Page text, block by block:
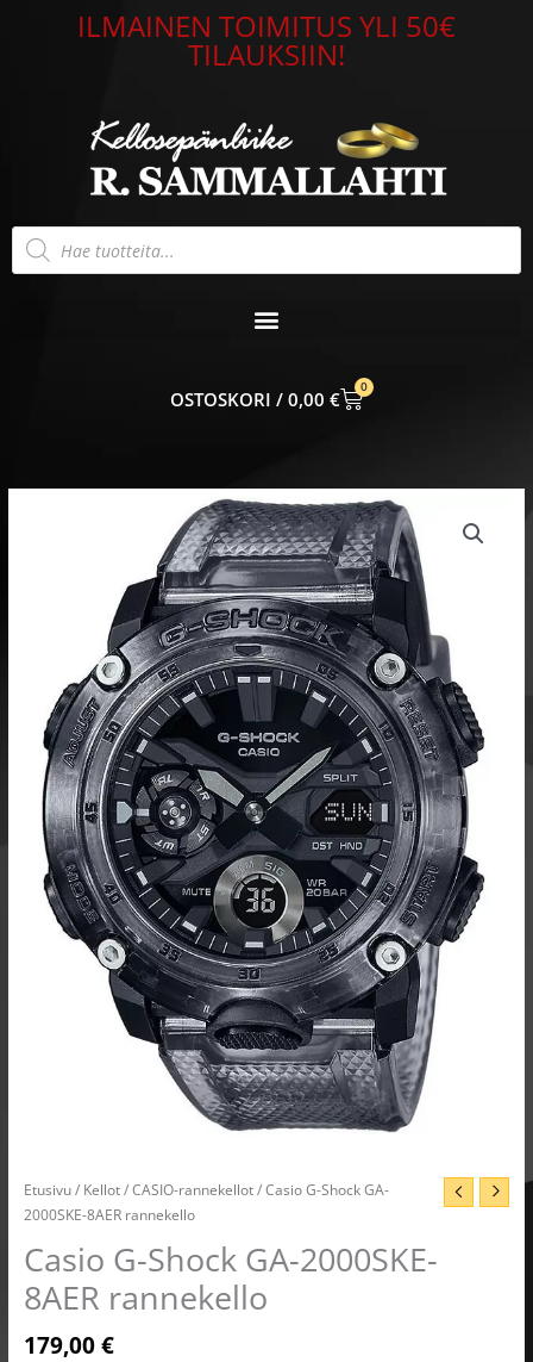
ILMAINEN TOIMITUS YLI 50€
TILAUKSIIN!
Products
search
0,00 €
0
CART
Etusivu/ Kellot/CASIO-rannekellot/ Casio G-Shock GA-
2000SKE-8AER rannekello
Casio G-Shock GA-2000SKE-
8AER rannekello
179,00€